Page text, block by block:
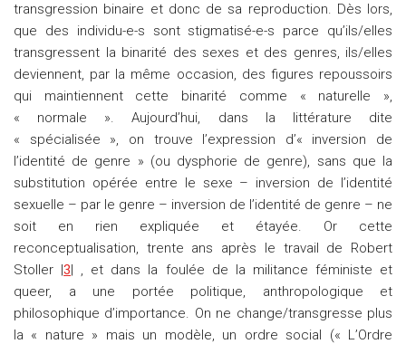
transgression binaire et donc de sa reproduction. Dès lors,
que des individu-e-s sont stigmatisé-e-s parce qu’ils/elles
transgressent la binarité des sexes et des genres, ils/elles
deviennent, par la même occasion, des figures repoussoirs
qui maintiennent cette binarité comme « naturelle »,
« normale ». Aujourd’hui, dans la littérature dite
« spécialisée », on trouve l’expression d’« inversion de
l’identité de genre » (ou dysphorie de genre), sans que la
substitution opérée entre le sexe – inversion de l’identité
sexuelle – par le genre – inversion de l’identité de genre – ne
soit en rien expliquée et étayée. Or cette
reconceptualisation, trente ans après le travail de Robert
Stoller |3| , et dans la foulée de la militance féministe et
queer, a une portée politique, anthropologique et
philosophique d’importance. On ne change/transgresse plus
la « nature » mais un modèle, un ordre social (« L’Ordre